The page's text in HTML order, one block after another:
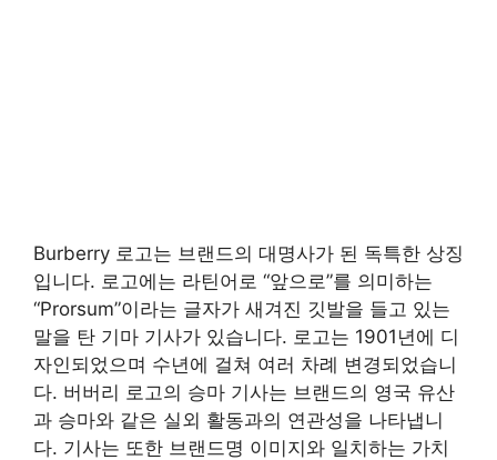
Burberry 로고는 브랜드의 대명사가 된 독특한 상징
입니다. 로고에는 라틴어로 “앞으로”를 의미하는
“Prorsum”이라는 글자가 새겨진 깃발을 들고 있는
말을 탄 기마 기사가 있습니다. 로고는 1901년에 디
자인되었으며 수년에 걸쳐 여러 차례 변경되었습니
다. 버버리 로고의 승마 기사는 브랜드의 영국 유산
과 승마와 같은 실외 활동과의 연관성을 나타냅니
다. 기사는 또한 브랜드명 이미지와 일치하는 가치